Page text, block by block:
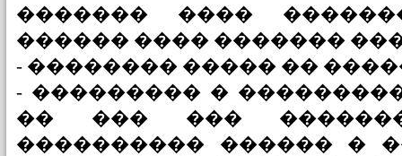
������� ����
������ ���� �������
- �������� ����� ��
- ��������� �
�� ��� ���
���������� ������ �